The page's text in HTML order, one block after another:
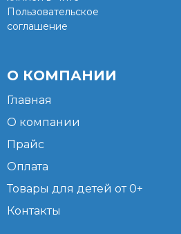
Пользовательское
соглашение
О КОМПАНИИ
Главная
О компании
Прайс
Оплата
Товары для детей от 0+
Контакты